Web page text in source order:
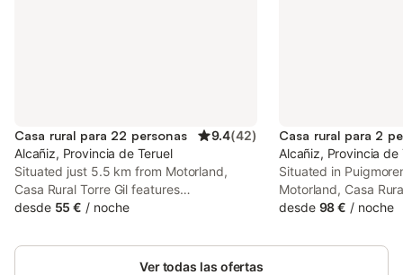
Casa rural para 22 personas 9.4(42)
Alcañiz, Provincia de Teruel
Situated just 5.5 km from Motorland,
Casa Rural Torre Gil features
accommodation in Alcañiz with access to
24-hour front desk. This country house
has a private pool, a garden and free
desde 55 € / noche
Casa rural para 2
Alcañiz, Provincia de
Situated in
Motorland, Casa
accommodation
features free WiFi,
desde 98 € / noche
Ver todas las ofertas